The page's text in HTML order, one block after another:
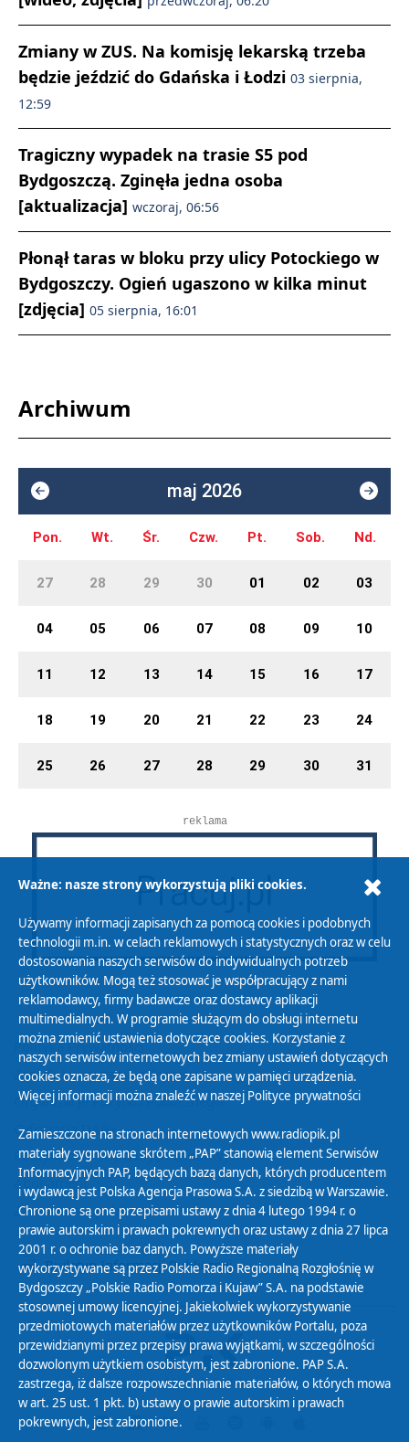
Zmiany w ZUS. Na komisję lekarską trzeba
będzie jeździć do Gdańska i Łodzi 03 sierpnia,
12:59
Tragiczny wypadek na trasie S5 pod
Bydgoszczą. Zginęła jedna osoba
[aktualizacja] wczoraj, 06:56
Płonął taras w bloku przy ulicy Potockiego w
Bydgoszczy. Ogień ugaszono w kilka minut
[zdjęcia] 05 sierpnia, 16:01
Archiwum
maj 2026
Pon. Wt. Śr. Czw. Pt. Sob. Nd.
27 28 29 30 01 02 03
04 05 06 07 08 09 10
11 12 13 14 15 16 17
18 19 20 21 22 23 24
25 26 27 28 29 30 31
reklama
Polityka Prywatności
Zasady korzystania z Serwisu
Organizacje Pożytku Publicznego
Cyfryzacja DAB+
Polityka ochrony danych osobowych
Abonament
Zamówienia publiczne
Biuletyn Informacji Publicznej
Ważne: nasze strony wykorzystują pliki cookies.
Używamy informacji zapisanych za pomocą cookies i podobnych
technologii m.in. w celach reklamowych i statystycznych oraz w celu
dostosowania naszych serwisów do indywidualnych potrzeb
użytkowników. Mogą też stosować je współpracujący z nami
reklamodawcy, firmy badawcze oraz dostawcy aplikacji
multimedialnych. W programie służącym do obsługi internetu
można zmienić ustawienia dotyczące cookies. Korzystanie z
naszych serwisów internetowych bez zmiany ustawień dotyczących
cookies oznacza, że będą one zapisane w pamięci urządzenia.
Więcej informacji można znaleźć w naszej Polityce prywatności
Zamieszczone na stronach internetowych www.radiopik.pl
materiały sygnowane skrótem „PAP” stanowią element Serwisów
Informacyjnych PAP, będących bazą danych, których producentem
i wydawcą jest Polska Agencja Prasowa S.A. z siedzibą w Warszawie.
Chronione są one przepisami ustawy z dnia 4 lutego 1994 r. o
prawie autorskim i prawach pokrewnych oraz ustawy z dnia 27 lipca
2001 r. o ochronie baz danych. Powyższe materiały
wykorzystywane są przez Polskie Radio Regionalną Rozgłośnię w
Bydgoszczy „Polskie Radio Pomorza i Kujaw” S.A. na podstawie
stosownej umowy licencyjnej. Jakiekolwiek wykorzystywanie
przedmiotowych materiałów przez użytkowników Portalu, poza
przewidzianymi przez przepisy prawa wyjątkami, w szczególności
dozwolonym użytkiem osobistym, jest zabronione. PAP S.A.
zastrzega, iż dalsze rozpowszechnianie materiałów, o których mowa
w art. 25 ust. 1 pkt. b) ustawy o prawie autorskim i prawach
pokrewnych, jest zabronione.